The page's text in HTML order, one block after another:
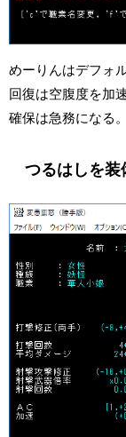
めーりんはデフォ
回復は空腹度を加
確保は急務になる。
つるはしを装